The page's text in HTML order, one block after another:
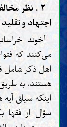
۲ . نظر
اجتهاد و تقلید
آخوند
می‌کنند که
اهل ذکر شامل
هستند، به
اینکه سیاق
سؤال از فقها